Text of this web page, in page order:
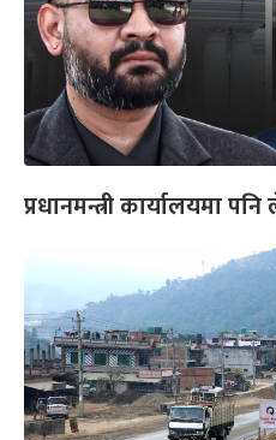
प्रधानमन्त्री कार्यालयमा